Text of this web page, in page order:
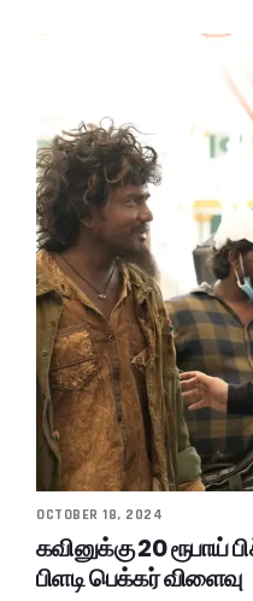
OCTOBER 18, 2024
கவினுக்கு 20
பிளடி பெக்கர் விளைவு